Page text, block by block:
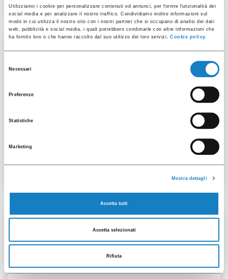
Utilizziamo i cookie per personalizzare contenuti ed annunci, per fornire funzionalità dei
social media e per analizzare il nostro traffico. Condividiamo inoltre informazioni sul
modo in cui utilizza il nostro sito con i nostri partner che si occupano di analisi dei dati
web, pubblicità e social media, i quali potrebbero combinarle con altre informazioni che
ha fornito loro o che hanno raccolto dal suo utilizzo dei loro servizi.Cookie policy.
Necessari
Preferenze
Statistiche
Marketing
Mostra dettagli
Accetta tutti
Accetta selezionati
Rifiuta
100 pz
50 pz